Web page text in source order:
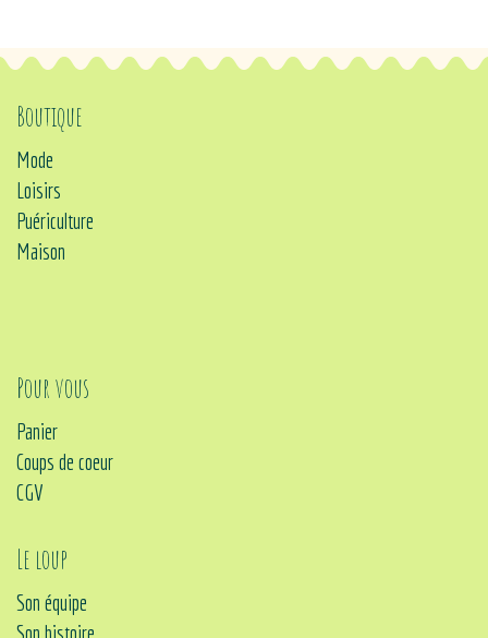
Boutique
Mode
Loisirs
Puériculture
Maison
Pour vous
Panier
Coups de coeur
CGV
Le loup
Son équipe